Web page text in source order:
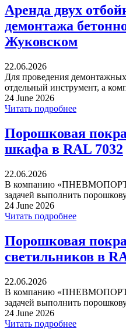
Аренда двух
демонтажа
Жуковском
22.06.2026
Для проведения демонтажных
отдельный инструмент, а
24 June 2026
Читать подробнее
Порошковая
шкафа в RAL 7032
22.06.2026
В компанию
задачей выполнить
24 June 2026
Читать подробнее
Порошковая
светильников в
22.06.2026
В компанию
задачей выполнить
24 June 2026
Читать подробнее